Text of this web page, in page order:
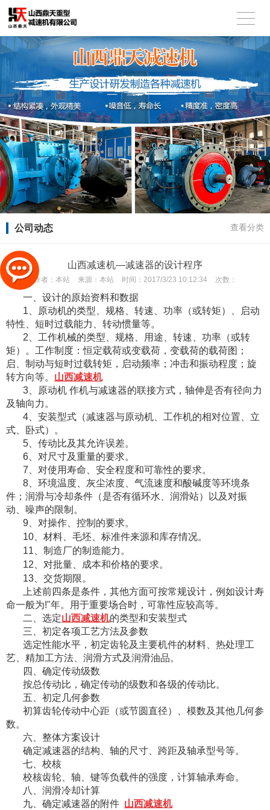
公司动态 查看分类
山西减速机—减速器的设计程序
作者： 本站 来源： 本站 时间： 2017/3/23 10:12:34 次数：
一、设计的原始资料和数据
1、原动机的类型、规格、转速、功率（或转矩）、启动
特性、短时过载能力、转动惯量等。
2、工作机械的类型、规格、用途、转速、功率（或转
矩）。工作制度：恒定载荷或变载荷，变载荷的载荷图；
启、制动与短时过载转矩，启动频率；冲击和振动程度；旋
转方向等。 山西减速机
3、原动机 作机与减速器的联接方式，轴伸是否有径向力
及轴向力。
4、安装型式（减速器与原动机、工作机的相对位置、立
式、卧式）。
5、传动比及其允许误差。
6、对尺寸及重量的要求。
7、对使用寿命、安全程度和可靠性的要求。
8、环境温度、灰尘浓度、气流速度和酸碱度等环境条
件；润滑与冷却条件（是否有循环水、润滑站）以及对振
动、噪声的限制。
9、对操作、控制的要求。
10、材料、毛坯、标准件来源和库存情况。
11、制造厂的制造能力。
12、对批量、成本和价格的要求。
13、交货期限。
上述前四条是条件，其他方面可按常规设计，例如设计寿
命一般为!"年。用于重要场合时，可靠性应较高等。
二、选定山西减速机的类型和安装型式
三、初定各项工艺方法及参数
选定性能水平，初定齿轮及主要机件的材料、热处理工
艺、精加工方法、润滑方式及润滑油品。
四、确定传动级数
按总传动比，确定传动的级数和各级的传动比。
五、初定几何参数
初算齿轮传动中心距（或节圆直径）、模数及其他几何参
数。
六、整体方案设计
确定减速器的结构、轴的尺寸、跨距及轴承型号等。
七、校核
校核齿轮、轴、键等负载件的强度，计算轴承寿命。
八、润滑冷却计算
九、确定减速器的附件 山西减速机